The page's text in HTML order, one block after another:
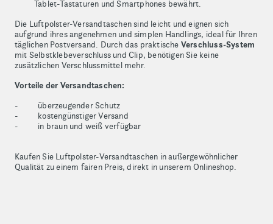
Tablet-Tastaturen und Smartphones bewährt.
Die Luftpolster-Versandtaschen sind leicht und eignen sich
aufgrund ihres angenehmen und simplen Handlings, ideal für Ihren
täglichen Postversand. Durch das praktische Verschluss-System
mit Selbstklebeverschluss und Clip, benötigen Sie keine
zusätzlichen Verschlussmittel mehr.
Vorteile der Versandtaschen:
- überzeugender Schutz
- kostengünstiger Versand
- in braun und weiß verfügbar
Kaufen Sie Luftpolster-Versandtaschen in außergewöhnlicher
Qualität zu einem fairen Preis, direkt in unserem Onlineshop.